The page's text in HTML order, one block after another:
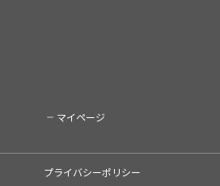
マイページ
プライバシーポリシー